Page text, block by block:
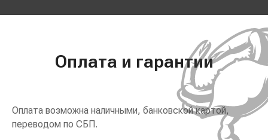
Оплата и гарантии
Оплата возможна наличными, банковской картой,
переводом по СБП.